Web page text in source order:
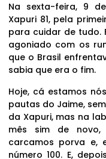
Na sexta-feira, 9
Xapuri 81, pela
para cuidar de tudo.
agoniado com os
que o Brasil
sabia que era o fim.
Hoje, cá estamos
pautas do Jaime,
da Xapuri, mas na
mês sim de novo,
carcamos porva e,
número 100. E,